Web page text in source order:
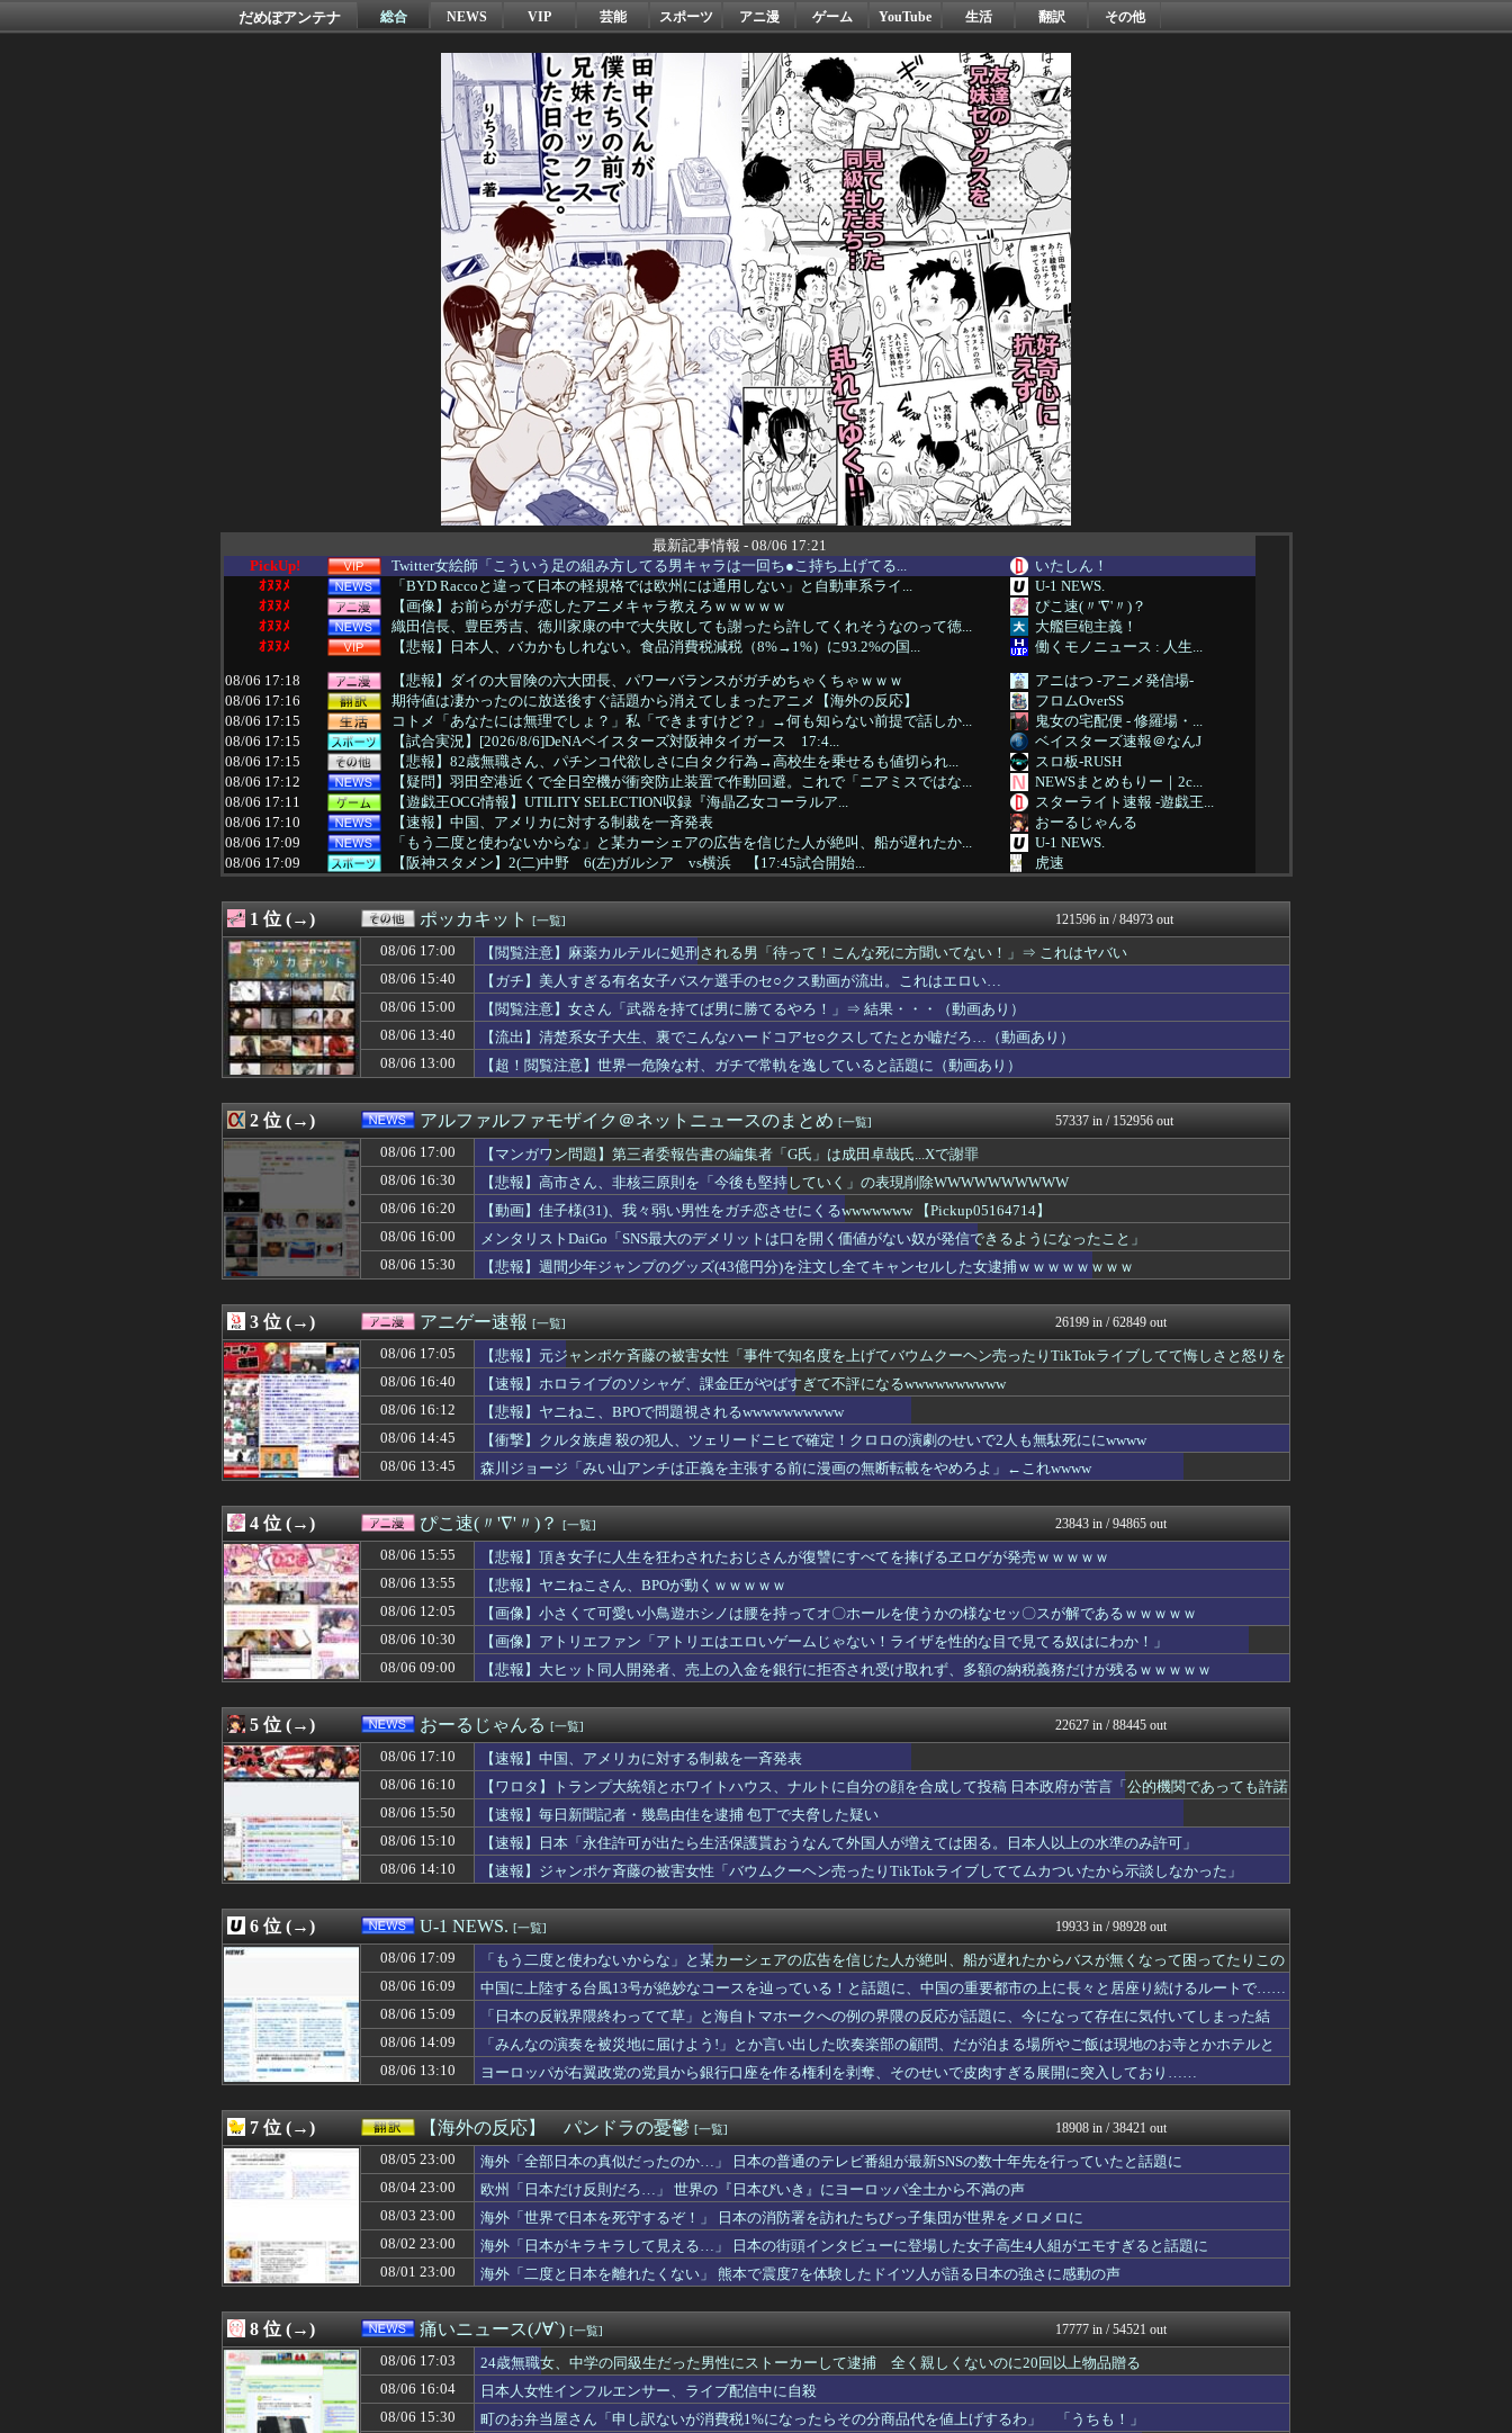
だめぽアンテナ 総合 NEWS VIP 芸能 スポーツ アニ漫 ゲーム YouTube 生活 翻訳 その他
最新記事情報 - 08/06 17:21
PickUp!
Twitter女絵師「こういう足の組み方してる男キャラは一回ち●こ持ち上げてる...
いたしん！
ｵﾇﾇﾒ
「BYD Raccoと違って日本の軽規格では欧州には通用しない」と自動車系ライ...
U-1 NEWS.
ｵﾇﾇﾒ
【画像】お前らがガチ恋したアニメキャラ教えろｗｗｗｗｗ
ぴこ速(〃'∇'〃)？
ｵﾇﾇﾒ
織田信長、豊臣秀吉、徳川家康の中で大失敗しても謝ったら許してくれそうなのって徳...
大艦巨砲主義！
ｵﾇﾇﾒ
【悲報】日本人、バカかもしれない。食品消費税減税（8%→1%）に93.2%の国...
働くモノニュース : 人生...
08/06 17:18
【悲報】ダイの大冒険の六大団長、パワーバランスがガチめちゃくちゃｗｗｗ
アニはつ -アニメ発信場-
08/06 17:16
期待値は凄かったのに放送後すぐ話題から消えてしまったアニメ【海外の反応】
フロムOverSS
08/06 17:15
コトメ「あなたには無理でしょ？」私「できますけど？」→何も知らない前提で話しか...
鬼女の宅配便 - 修羅場・...
08/06 17:15
【試合実況】[2026/8/6]DeNAベイスターズ対阪神タイガース 17:4...
ベイスターズ速報＠なんJ
08/06 17:15
【悲報】82歳無職さん、パチンコ代欲しさに白タク行為→高校生を乗せるも値切られ...
スロ板-RUSH
08/06 17:12
【疑問】羽田空港近くで全日空機が衝突防止装置で作動回避。これで「ニアミスではな...
NEWSまとめもりー｜2c...
08/06 17:11
【遊戯王OCG情報】UTILITY SELECTION収録『海晶乙女コーラルア...
スターライト速報 -遊戯王...
08/06 17:10
【速報】中国、アメリカに対する制裁を一斉発表
おーるじゃんる
08/06 17:09
「もう二度と使わないからな」と某カーシェアの広告を信じた人が絶叫、船が遅れたか...
U-1 NEWS.
08/06 17:09
【阪神スタメン】2(二)中野 6(左)ガルシア vs横浜 【17:45試合開始...
虎速
08/06 17:08
日経平均2013「1万円です」日経平均2026「6万円です」←これは年収爆上が...
なんじぇいスタジアム＠なん...
08/06 17:08
Z世代さん、ジモティーでリース車を掴まされ80万円もだまし取られる…
サイ速
08/06 17:06
高市首相「日銀は国債を買い入れろ」←また円安が進行するやん
FX2ちゃんねる｜投資系ま...
08/06 17:05
【悲報】元ジャンポケ斉藤の被害女性「事件で知名度を上げてバウムクーヘン売ったり...
アニゲー速報
08/06 17:05
【動画】ママさん「新しい洗濯機買って1発目に回したらコレw」⇒ｗｗｗ
08/06 17:05
【画像】村重杏奈さん、ロシアンハーフのお○ぱいがコチラｗｗｗｗｗｗｗ
08/06 17:05
【悲報】かつて650万部を誇った「週刊少年ジャンプ」、ついに発行部数が100万...
最強ジャンプ放送局
08/06 17:05
【ウマ娘】LA公演ツアー、キャンセルが出たので２次募集開始！サンタアニタパーク...
ウマ娘うまぴょい速報
08/06 17:05
まなみ「伝説で最強のアイドル、玲音ちゃんです！」舞「あ゛？」
08/06 17:04
オフ会で出会った彼と付き合う事になった。だがその数カ月後……たまたま見た身分証...
おにひめちゃんの監視部屋-...
08/06 17:03
24歳無職女、中学の同級生だった男性にストーカーして逮捕 全く親しくないのに2...
痛いニュース(ﾉ∀`)
08/06 17:00
少年ジャンプ、発行部数100万部を割る もう電車でジャンプ読むやつ見ないもんな
08/06 17:00
【艦これ】今から提督に着任するなら皆吹雪初期艦なんだろうか
あ艦これ ～艦隊これくしょ...
08/06 17:00
私の誕生日に旦那飲みに行く
おにひめちゃんの監視部屋-...
08/06 17:00
偽警察官「お前を家宅捜索する！自宅に現金があると逮捕されるぞ！」→4億千万円騙...
投資ちゃんねる
08/06 17:00
【マンガワン問題】第三者委報告書の編集者「G氏」は成田卓哉氏...Xで謝罪
アルファルファモザイク＠ネ...
08/06 17:00
【艦これ】彩雲を基地航空にいれたら半径伸びたりします？
艦これ速報 艦隊これくしょ...
08/06 17:00
堤礼実アナ 「朗読劇」ヴィジュアル撮影！！【GIF動画あり】
アナきゃぷ速報
08/06 17:00
【悲報】ヤニねこ、BPOで問題視されるwwwwwwwwwwwwwwwwwwww...
ラビット速報
08/06 17:00
【ラブライブ！】5回目の金沢一人旅僕流石に寂しくなってくる
コンテンツ・声優 | ラブ...
08/06 17:00
株式投資、若年男性の自信喪失の原因に-6割超が「人生の敗者」自認
みそパンNEWS
08/06 17:00
英語聞き取れなさすぎワロタｗｗ
ふぇー速
08/06 17:00
海外「アメリカ経済やばい説。日本円の安定化に取り組んだのもこれが原因か？」
08/06 17:00
【速報】毎日新聞のベテラン記者を逮捕 包丁で夫を脅した容疑
08/06 17:00
田村真佑『私のDカップをもっと知って』←これ
乃木通 乃木坂46櫻坂46...
08/06 17:00
【海外の反応】高市首相「外国人に対してフレンドリーでないイメージを避けたい」 ...
Red4 海外の反応まとめ
08/06 17:00
【閲覧注意】麻薬カルテルに処刑される男「待って！こんな死に方聞いてない！」⇒ ...
ポッカキット
08/06 17:00
DSで遊んだゲームで一番の神ゲーは
カンダタ速報
08/06 16:58
【悲報】横浜DeNAベイスターズの選手写真、geminiｗｗｗｗｗｗｗｗ
なんじぇいスタジアム＠なん...
08/06 16:57
ドラッグストア勤務中。カード払いの商品を現金で返金してほしいと言い張る女性客。...
素敵な鬼女様
08/06 16:57
食いつくし系の彼女に冷めたので別れようと思うんだけど、これどう思う？
おにひめちゃんの監視部屋-...
08/06 16:56
RUELLE、女性誌メディア『arweb』にて新作アクティブウェア6型が掲載
08/06 16:55
韓国の飲食店で「こぼれたビールを再提供？」…衝撃映像が拡散、衛生管理に批判殺到...
国難にあってもの申す！！
08/06 16:53
【日向坂46】公式からの注意喚起、ヤフートップに掲載される
日向坂46まとめ速報
08/06 16:52
【外国人公務員】三重県、ぱよくマスコミの総攻撃に屈せず！「県民対象アンケート『...
もえるあじあ(･∀･)
08/06 16:52
【速報】かっこいいアスリート調査 1位 中村敬斗（サッカー） 2位 高橋藍（バ...
【サッカー まとめ】サカラ...
08/06 16:50
『あ～〇〇ねぇ～』みたいな言い回しが嫌い。彼女が言った瞬間、イラッときて...
かぞくちゃんねる
08/06 16:48
Lパチスロ 革命機ヴァルヴレイヴ2の公式スマホゲームアプリが配信開始！アプリ独...
スロ板-RUSH
08/06 16:47
【速報】堂本光一さん、左目のコンタクトが曇ってしまったため急遽ステージ上で洗う...
08/06 16:47
お姫様だっこを夢見る肥満な私、プールである子供達に「肥満！」「肥満だ！」と騒が...
おにひめちゃんの監視部屋-...
【画像】オタク「実際にプレイしたらわかるけどライザは友達って感じで性的な目では...
異世界転生まとめ速報
08/06 16:46
海外「嘘だろ」4千万円を恐喝した日本人の手口に海外びっくり仰天！（海外の反応）
08/06 16:45
底辺高校出身だけど勉強しまくって上位大学に進学した結果w
ふぇー速
08/06 16:45
母がUFOを見たって言ってきたんだが…
まとめたニュース
08/06 16:45
【画像】超清楚系シンガーソングライター、グラビアが可愛すぎるwwww“虫博士”...
もきゅ速(*´ω`*)人(...
08/06 16:45
【画像】ポリコレ卒業のカプコン、スト6に可愛すぎるフィリピン人キャラ実装！
08/06 16:43
30歳以上でアルバイトしてるおっさんの正体ｗｗ
ふぇー速
08/06 16:42
「みんなで大家さん」約2881億円の債務超過
なんじぇいスタジアム＠なん...
熊本･八代港で自衛隊の「病院船」が医療提供開始、診察と薬剤処方…被災者向け大浴...
軍事・ミリタリー速報☆彡
08/06 16:40
井上和ちゃん、湾岸スタジオで警備員に止められるｗ【乃木坂46】
坂道情報通～乃木坂46まと...
08/06 16:40
【速報】ホロライブのソシャゲ、課金圧がやばすぎて不評になるwwwwwwwwww
アニゲー速報
08/06 16:40
2位『イオン』3位『ヤオコー』【一番お寿司が美味しいと思うスーパー】1位がこち...
スコールちゃんねる｜２ちゃ...
08/06 16:40
経済崩壊の中国・広東省の工場にて経営者が従業員に半年以上給料未払いした挙句高飛...
にゅーすアルー！
08/06 16:39
友人「冗談じゃん」彼女「やめてよ…」→居酒屋での悪ノリが原因で、なぜか俺まで責...
鬼女はみた -修羅場・恋愛...
08/06 16:39
アルバイトの教育で悩んでる。その人はマニュアルを暗記して機械のように繰り返すロ...
おうち速報
08/06 16:38
【悲報】石破茂さん「高市内閣のやり方は強引だ！」支持率下落の理由を指摘 → ﾈ...
08/06 16:38
昔の子育てって、どうやってやっていたんだろうと思うこと
おにひめちゃんの監視部屋-...
08/06 16:36
学びたい分野のある私立大学を第一志望にした。それを担任に伝えたら「お前の言う学...
修羅場ライフ速報
08/06 16:35
【唖然】平成前期のギャルJK「茶髪です。超ミニです。ルーズです。下着はテカテカ...
不思議.net - 5ch...
アラフィフ正社員の男性が若い20代の可愛い女の子以外には挨拶をしない
子育てちゃんねる
08/06 16:35
【悲報】有名漫画家、がんを公表「大腸癌になってしまいました。肝臓に転移も見られ...
わんこーる速報！
08/06 16:34
【朗報】秋田に日本最大級のAIデータセンター建設へ 総事業費2兆円、UAEが巨...
哲学ニュースnwk
08/06 16:34
【画像】小学生姫ギャルモデルのりりぴ（12）、最新の姿に「痩せすぎ」「大丈夫？...
筋肉速報
08/06 16:33
料理中に胸元を火傷したので絆創膏を貼った。それを「キスマークを隠してる」と思い...
修羅の華-家庭・生活まとめ
08/06 16:33
美人母「17歳で産んだ子供が高校卒業した」ﾊﾟｼｬｯ←600万いいね
08/06 16:32
【尾田君抹消】中日ファン集合【鵜飼登録】
なんじぇいスタジアム＠なん...
08/06 16:31
【悲報】桐谷さん「人生かけて7億円貯めたのにガンで死ぬかも。もっと素直に遊べば...
08/06 16:31
【嗚咽】元嗚咽・・今日もイライラしたわ
気団談
08/06 16:31
【ウマ娘】ルラち、新人が来た時にやることは先ずパンレスだ。
ウマ娘まとめ速報うまろぐ
1 位 (→) ポッカキット [一覧] 121596 in / 84973 out
08/06 17:00
【閲覧注意】麻薬カルテルに処刑される男「待って！こんな死に方聞いてない！」⇒ これはヤバい
08/06 15:40
【ガチ】美人すぎる有名女子バスケ選手のセ○クス動画が流出。これはエロい…
08/06 15:00
【閲覧注意】女さん「武器を持てば男に勝てるやろ！」⇒ 結果・・・（動画あり）
08/06 13:40
【流出】清楚系女子大生、裏でこんなハードコアセ○クスしてたとか嘘だろ…（動画あり）
08/06 13:00
【超！閲覧注意】世界一危険な村、ガチで常軌を逸していると話題に（動画あり）
2 位 (→) アルファルファモザイク＠ネットニュースのまとめ [一覧] 57337 in / 152956 out
08/06 17:00
【マンガワン問題】第三者委報告書の編集者「G氏」は成田卓哉氏...Xで謝罪
08/06 16:30
【悲報】高市さん、非核三原則を「今後も堅持していく」の表現削除WWWWWWWWWW
08/06 16:20
【動画】佳子様(31)、我々弱い男性をガチ恋させにくるwwwwwww 【Pickup05164714】
08/06 16:00
メンタリストDaiGo「SNS最大のデメリットは口を開く価値がない奴が発信できるようになったこと」
08/06 15:30
【悲報】週間少年ジャンプのグッズ(43億円分)を注文し全てキャンセルした女逮捕ｗｗｗｗｗｗｗｗ
3 位 (→) アニゲー速報 [一覧] 26199 in / 62849 out
08/06 17:05
【悲報】元ジャンポケ斉藤の被害女性「事件で知名度を上げてバウムクーヘン売ったりTikTokライブしてて悔しさと怒りを
感じた」
08/06 16:40
【速報】ホロライブのソシャゲ、課金圧がやばすぎて不評になるwwwwwwwwww
08/06 16:12
【悲報】ヤニねこ、BPOで問題視されるwwwwwwwwww
08/06 14:45
【衝撃】クルタ族虐 殺の犯人、ツェリードニヒで確定！クロロの演劇のせいで2人も無駄死ににwwww
08/06 13:45
森川ジョージ「みい山アンチは正義を主張する前に漫画の無断転載をやめろよ」←これwwww
4 位 (→) ぴこ速(〃'∇'〃)？ [一覧] 23843 in / 94865 out
08/06 15:55
【悲報】頂き女子に人生を狂わされたおじさんが復讐にすべてを捧げるヱロゲが発売ｗｗｗｗｗ
08/06 13:55
【悲報】ヤニねこさん、BPOが動くｗｗｗｗｗ
08/06 12:05
【画像】小さくて可愛い小鳥遊ホシノは腰を持ってオ〇ホールを使うかの様なセッ〇スが解であるｗｗｗｗｗ
08/06 10:30
【画像】アトリエファン「アトリエはエロいゲームじゃない！ライザを性的な目で見てる奴はにわか！」
08/06 09:00
【悲報】大ヒット同人開発者、売上の入金を銀行に拒否され受け取れず、多額の納税義務だけが残るｗｗｗｗｗ
5 位 (→) おーるじゃんる [一覧] 22627 in / 88445 out
08/06 17:10
【速報】中国、アメリカに対する制裁を一斉発表
08/06 16:10
【ワロタ】トランプ大統領とホワイトハウス、ナルトに自分の顔を合成して投稿 日本政府が苦言「公的機関であっても許諾
が必要」
08/06 15:50
【速報】毎日新聞記者・幾島由佳を逮捕 包丁で夫脅した疑い
08/06 15:10
【速報】日本「永住許可が出たら生活保護貰おうなんて外国人が増えては困る。日本人以上の水準のみ許可」
08/06 14:10
【速報】ジャンポケ斉藤の被害女性「バウムクーヘン売ったりTikTokライブしててムカついたから示談しなかった」
6 位 (→) U-1 NEWS. [一覧] 19933 in / 98928 out
08/06 17:09
「もう二度と使わないからな」と某カーシェアの広告を信じた人が絶叫、船が遅れたからバスが無くなって困ってたりこの
看板が…
08/06 16:09
中国に上陸する台風13号が絶妙なコースを辿っている！と話題に、中国の重要都市の上に長々と居座り続けるルートで……
08/06 15:09
「日本の反戦界隈終わってて草」と海自トマホークへの例の界隈の反応が話題に、今になって存在に気付いてしまった結
果……
08/06 14:09
「みんなの演奏を被災地に届けよう!」とか言い出した吹奏楽部の顧問、だが泊まる場所やご飯は現地のお寺とかホテルと
か……
08/06 13:10 ヨーロッパが右翼政党の党員から銀行口座を作る権利を剥奪、そのせいで皮肉すぎる展開に突入しており……
7 位 (→) 【海外の反応】 パンドラの憂鬱 [一覧] 18908 in / 38421 out
08/05 23:00
海外「全部日本の真似だったのか…」 日本の普通のテレビ番組が最新SNSの数十年先を行っていたと話題に
08/04 23:00
欧州「日本だけ反則だろ…」 世界の『日本びいき』にヨーロッパ全土から不満の声
08/03 23:00
海外「世界で日本を死守するぞ！」 日本の消防署を訪れたちびっ子集団が世界をメロメロに
08/02 23:00
海外「日本がキラキラして見える…」 日本の街頭インタビューに登場した女子高生4人組がエモすぎると話題に
08/01 23:00
海外「二度と日本を離れたくない」 熊本で震度7を体験したドイツ人が語る日本の強さに感動の声
8 位 (→) 痛いニュース(ﾉ∀`) [一覧] 17777 in / 54521 out
08/06 17:03
24歳無職女、中学の同級生だった男性にストーカーして逮捕 全く親しくないのに20回以上物品贈る
08/06 16:04
日本人女性インフルエンサー、ライブ配信中に自殺
08/06 15:30
町のお弁当屋さん「申し訳ないが消費税1%になったらその分商品代を値上げするわ」 「うちも！」